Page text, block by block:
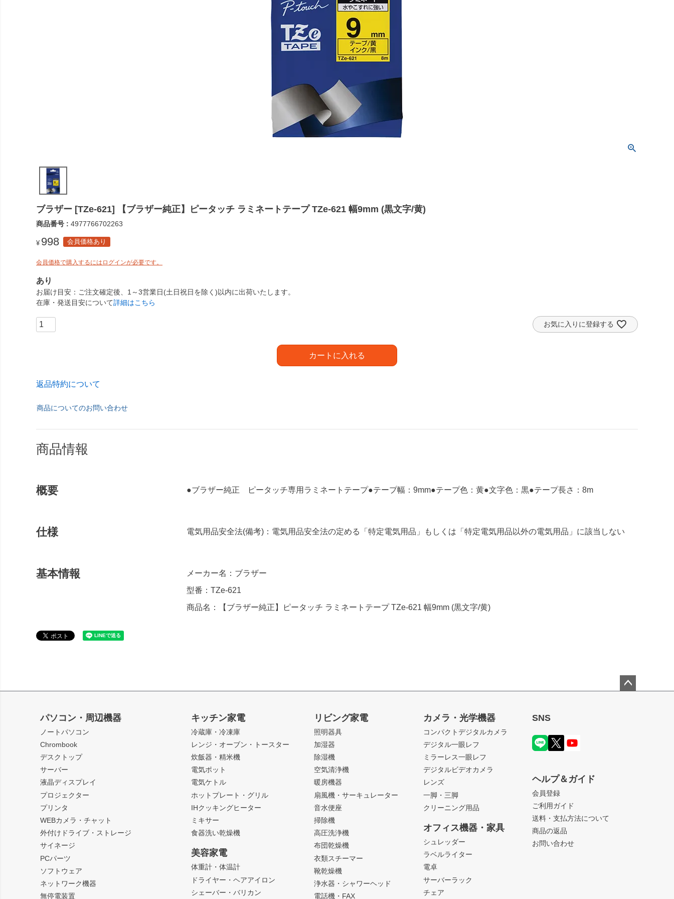
ブラザー [TZe-621] 【ブラザー純正】ピータッチ ラミネートテープ TZe-621 幅9mm (黒文字/黄)
商品番号 4977766702263
¥ 998 会員価格あり
会員価格で購入するにはログインが必要です。
あり
お届け目安
ご注文確定後、1～3営業日(土日祝日を除く)以内に出荷いたします。
在庫・発送目安について詳細はこちら
お気に入りに登録する
カートに入れる
返品特約について
商品についてのお問い合わせ
商品情報
概要 ●ブラザー純正 ピータッチ専用ラミネートテープ●テープ幅：9mm●テープ色：黄●文字色：黒●テープ長さ：8m
仕様 電気用品安全法(備考)：電気用品安全法の定める「特定電気用品」もしくは「特定電気用品以外の電気用品」に該当しない
基本情報
メーカー名：ブラザー
型番：TZe-621
商品名：【ブラザー純正】ピータッチ ラミネートテープ TZe-621 幅9mm (黒文字/黄)
パソコン・周辺機器
ノートパソコン
Chrombook
デスクトップ
サーバー
液晶ディスプレイ
プロジェクター
プリンタ
WEBカメラ・チャット
外付けドライブ・ストレージ
サイネージ
PCパーツ
ソフトウェア
ネットワーク機器
無停電装置
キッチン家電
冷蔵庫・冷凍庫
レンジ・オーブン・トースター
炊飯器・精米機
電気ポット
電気ケトル
ホットプレート・グリル
IHクッキングヒーター
ミキサー
食器洗い乾燥機
美容家電
体重計・体温計
ドライヤー・ヘアアイロン
シェーバー・バリカン
リビング家電
照明器具
加湿器
除湿機
空気清浄機
暖房機器
扇風機・サーキュレーター
音水便座
掃除機
高圧洗浄機
布団乾燥機
衣類スチーマー
靴乾燥機
浄水器・シャワーヘッド
電話機・FAX
カメラ・光学機器
コンパクトデジタルカメラ
デジタル一眼レフ
ミラーレス一眼レフ
デジタルビデオカメラ
レンズ
一脚・三脚
クリーニング用品
オフィス機器・家具
シュレッダー
ラベルライター
電卓
サーバーラック
チェア
SNS
ヘルプ＆ガイド
会員登録
ご利用ガイド
送料・支払方法について
商品の返品
お問い合わせ